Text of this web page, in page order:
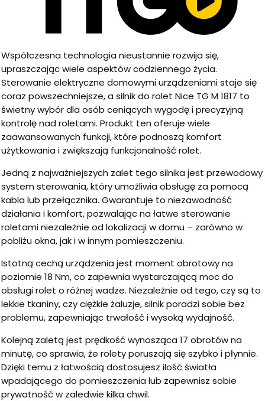
Współczesna technologia nieustannie rozwija się,
upraszczając wiele aspektów codziennego życia.
Sterowanie elektryczne domowymi urządzeniami staje się
coraz powszechniejsze, a silnik do rolet Nice TG M 1817 to
świetny wybór dla osób ceniących wygodę i precyzyjną
kontrolę nad roletami. Produkt ten oferuje wiele
zaawansowanych funkcji, które podnoszą komfort
użytkowania i zwiększają funkcjonalność rolet.
Jedną z najważniejszych zalet tego silnika jest przewodowy
system sterowania, który umożliwia obsługę za pomocą
kabla lub przełącznika. Gwarantuje to niezawodność
działania i komfort, pozwalając na łatwe sterowanie
roletami niezależnie od lokalizacji w domu – zarówno w
pobliżu okna, jak i w innym pomieszczeniu.
Istotną cechą urządzenia jest moment obrotowy na
poziomie 18 Nm, co zapewnia wystarczającą moc do
obsługi rolet o różnej wadze. Niezależnie od tego, czy są to
lekkie tkaniny, czy ciężkie żaluzje, silnik poradzi sobie bez
problemu, zapewniając trwałość i wysoką wydajność.
Kolejną zaletą jest prędkość wynosząca 17 obrotów na
minutę, co sprawia, że rolety poruszają się szybko i płynnie.
Dzięki temu z łatwością dostosujesz ilość światła
wpadającego do pomieszczenia lub zapewnisz sobie
prywatność w zaledwie kilka chwil.